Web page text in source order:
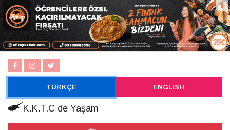
TÜRKÇE ENGLISH
K.K.T.C de Yaşam